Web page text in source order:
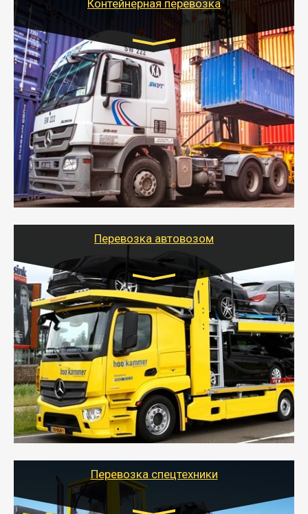
Контейнерная перевозка
Цена за км. Рассчитывается
индивидуально
- Контейнерные грузоперевозки на специальном
оборудованном транспорте быстро, качественно и
безопасно.
- Наша транспортная компания поможет
организовать доставку в порт и из порта
стандартных контейнеров на контейнеровозе,
шаландах и площадках (открытых кузовах),
используя надежные крепления.
Перевозка автовозом
Цена за км. Рассчитывается
индивидуально
- Перевозка автовозом от Тайгер Логистик – это
быстрый и безопасный способ доставить несколько
легковых автомобилей за одну поездку в другой
город.
- Наша транспортная компания организует доставку
машин автовозом, подобрав оптимальный маршрут с
учетом всех особенности по пути следования.
Перевозка спецтехники